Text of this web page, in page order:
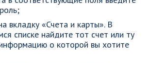
вкладку «Счета и карты». В
списке найдите тот счет или ту
о которой вы хотите